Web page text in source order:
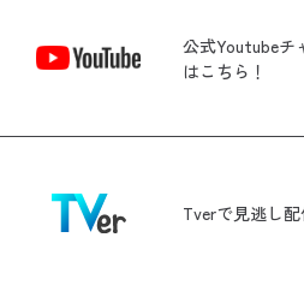
公式Youtubeチ
はこちら！
Tverで見逃し配